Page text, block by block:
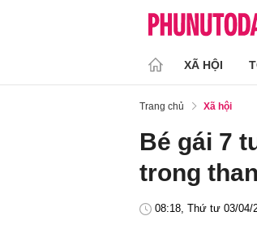
XÃ HỘI
Trang chủ Xã hội
Bé gái 7
trong
08:18, Thứ tư 03/04/